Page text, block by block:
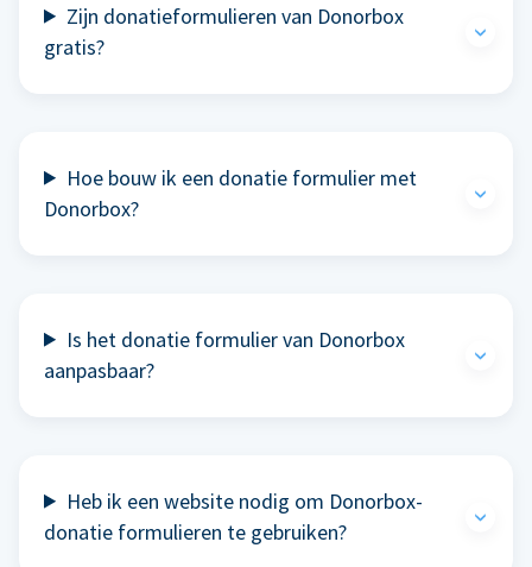
Zijn donatieformulieren van Donorbox
gratis?
Hoe bouw ik een donatie formulier met
Donorbox?
Is het donatie formulier van Donorbox
aanpasbaar?
Heb ik een website nodig om Donorbox-
donatie formulieren te gebruiken?